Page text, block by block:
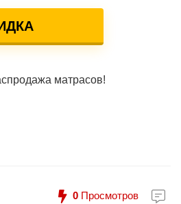
матрасов!
0 Просмотров